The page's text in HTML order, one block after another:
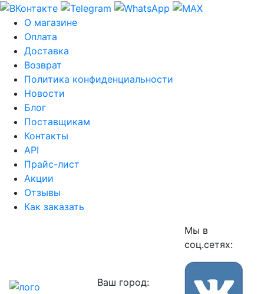
О магазине
Оплата
Доставка
Возврат
Политика конфиденциальности
Новости
Блог
Поставщикам
Контакты
API
Прайс-лист
Акции
Отзывы
Как заказать
Ваш город:
Мы в
соц.сетях: